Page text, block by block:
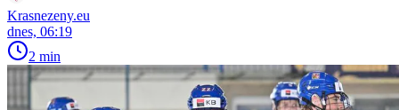
Krasnezeny.eu
dnes, 06:19
2 min